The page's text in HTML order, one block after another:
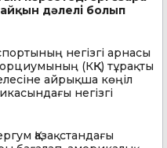
дәлелі болып
негізгі арнасы
(КҚК) тұрақты
айрықша көңіл
негізгі
Қазақстандағы